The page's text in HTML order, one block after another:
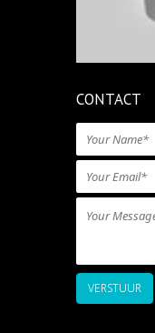
CONTACT
VERSTUUR